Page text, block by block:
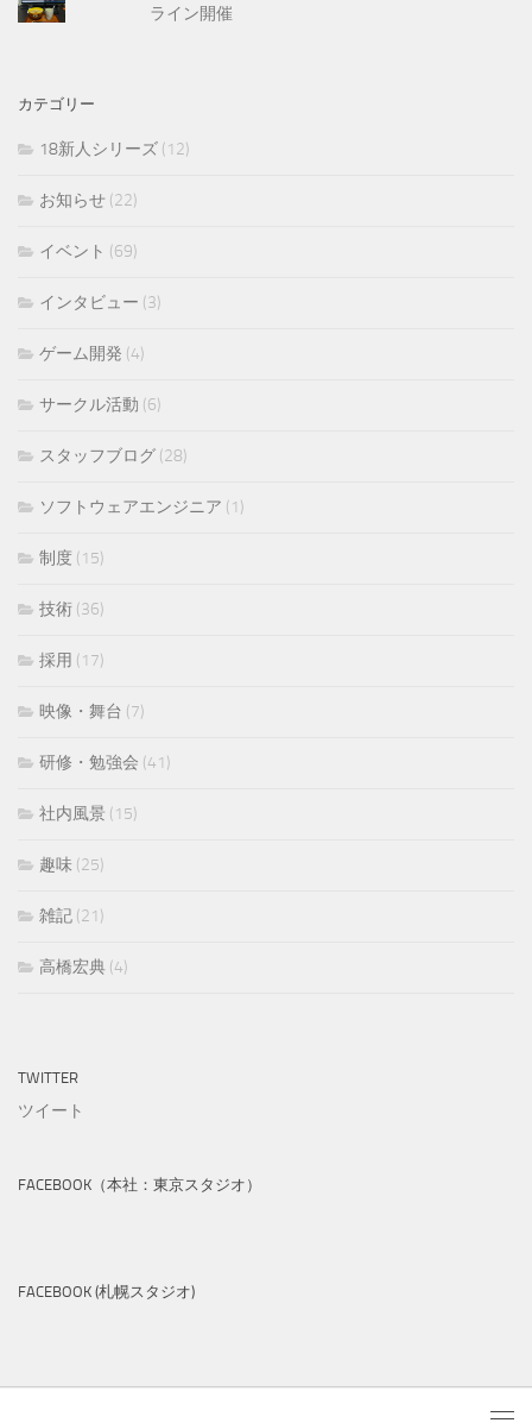
ライン開催
カテゴリー
18新人シリーズ (12)
お知らせ (22)
イベント (69)
インタビュー (3)
ゲーム開発 (4)
サークル活動 (6)
スタッフブログ (28)
ソフトウェアエンジニア (1)
制度 (15)
技術 (36)
採用 (17)
映像・舞台 (7)
研修・勉強会 (41)
社内風景 (15)
趣味 (25)
雑記 (21)
高橋宏典 (4)
TWITTER
ツイート
FACEBOOK（本社：東京スタジオ）
FACEBOOK (札幌スタジオ)